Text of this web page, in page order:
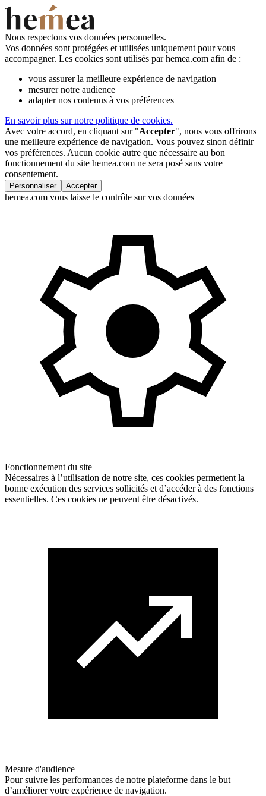
Nous respectons vos données personnelles.
Vos données sont protégées et utilisées uniquement pour vous
accompagner. Les cookies sont utilisés par hemea.com afin de :
vous assurer la meilleure expérience de navigation
mesurer notre audience
adapter nos contenus à vos préférences
En savoir plus sur notre politique de cookies.
Avec votre accord, en cliquant sur "Accepter", nous vous offrirons
une meilleure expérience de navigation. Vous pouvez sinon définir
vos préférences. Aucun cookie autre que nécessaire au bon
fonctionnement du site hemea.com ne sera posé sans votre
consentement.
Personnaliser Accepter
hemea.com vous laisse le contrôle sur vos données
Fonctionnement du site
Nécessaires à l’utilisation de notre site, ces cookies permettent la
bonne exécution des services sollicités et d’accéder à des fonctions
essentielles. Ces cookies ne peuvent être désactivés.
Mesure d'audience
Pour suivre les performances de notre plateforme dans le but
d’améliorer votre expérience de navigation.